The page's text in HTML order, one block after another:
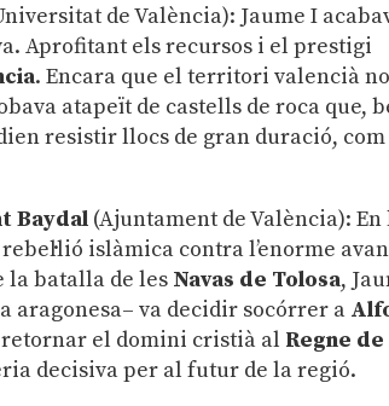
de València): Jaume I
Aprofitant els recursos i el prestigi
. Encara que el territori valencià no
atapeït de castells de roca que,
resistir llocs de gran duració, com
Baydal (Ajuntament de València): En
islàmica contra l’enorme
la batalla de les Navas de Tolosa,
aragonesa– va decidir socórrer a
el domini cristià al Regne de
decisiva per al futur de la regió.